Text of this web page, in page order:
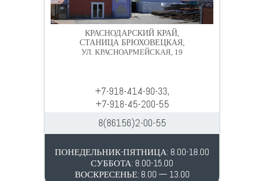
КРАСНОДАРСКИЙ КРАЙ,
СТАНИЦА БРЮХОВЕЦКАЯ,
УЛ. КРАСНОАРМЕЙСКАЯ, 19
+7-918-414-90-33,
+7-918-45-200-55
8(86156)2-00-55
ПОНЕДЕЛЬНИК-ПЯТНИЦА: 8.00-18.00
СУББОТА: 8.00-15.00
ВОСКРЕСЕНЬЕ: 8.00 — 13.00